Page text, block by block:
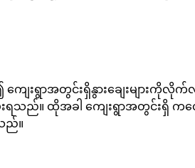
းရွာအတွင်းရှိနွားချေးများကိုလို
းရသည်။ ထိုအခါ ကျေးရွာအတွင်းရှိ
ည်။